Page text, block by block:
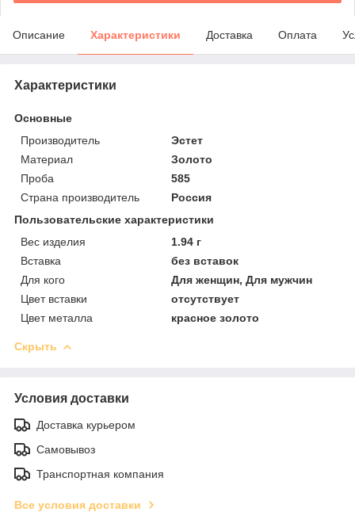
Описание Характеристики Доставка Оплата
Характеристики
Основные
Производитель
Эстет
Материал
Золото
Проба
585
Страна производитель
Россия
Пользовательские характеристики
Вес изделия
1.94 г
Вставка
без вставок
Для кого
Для женщин, Для мужчин
Цвет вставки
отсутствует
Цвет металла
красное золото
Скрыть
Условия доставки
Доставка курьером
Самовывоз
Транспортная компания
Все условия доставки